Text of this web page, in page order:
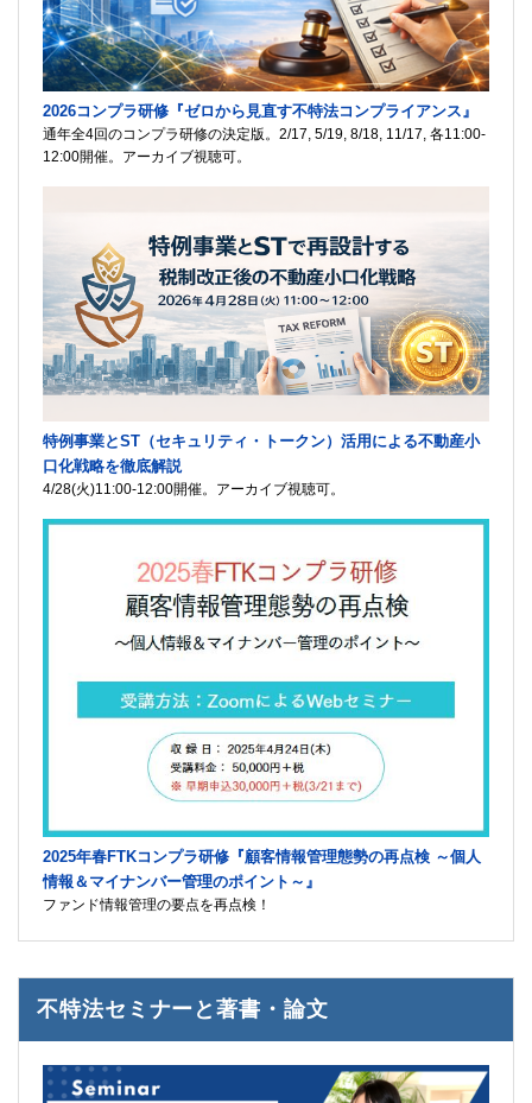
2026コンプラ研修『ゼロから見直す不特法コンプライアンス』
通年全4回のコンプラ研修の決定版。2/17, 5/19, 8/18, 11/17, 各11:00-
12:00開催。アーカイブ視聴可。
特例事業とST（セキュリティ・トークン）活用による不動産小
口化戦略を徹底解説
4/28(火)11:00-12:00開催。アーカイブ視聴可。
2025年春FTKコンプラ研修『顧客情報管理態勢の再点検 ～個人
情報＆マイナンバー管理のポイント～』
ファンド情報管理の要点を再点検！
不特法セミナーと著書・論文